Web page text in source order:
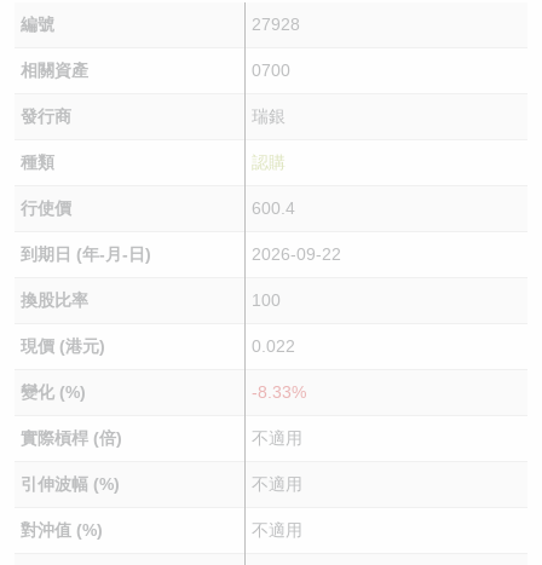
編號 27928
相關資產 0700
發行商 瑞銀
種類 認購
行使價 600.4
到期日 (年-月-日) 2026-09-22
換股比率 100
現價 (港元) 0.022
變化 (%) -8.33%
實際槓桿 (倍) 不適用
引伸波幅 (%) 不適用
對沖值 (%) 不適用